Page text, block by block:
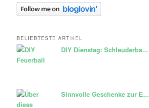
BELIEBTESTE ARTIKEL
DIY Dienstag: Schleuderba...
Sinnvolle Geschenke zur E...